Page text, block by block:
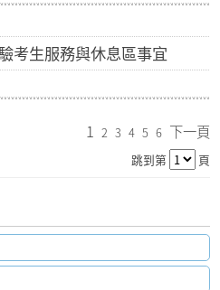
考生服務與休息區事宜
1 2 3 4 5 6 下一頁
跳到第 頁